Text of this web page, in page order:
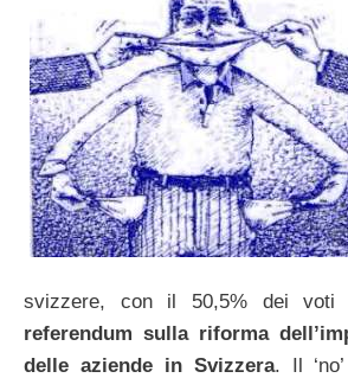
svizzere, con il 50,5% dei voti
referendum sulla riforma
delle aziende in Svizzera. Il